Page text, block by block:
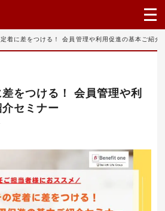
着に差をつける！ 会員管理や利用促進の基本ご紹介
をつける！ 会員管理や利
セミナー